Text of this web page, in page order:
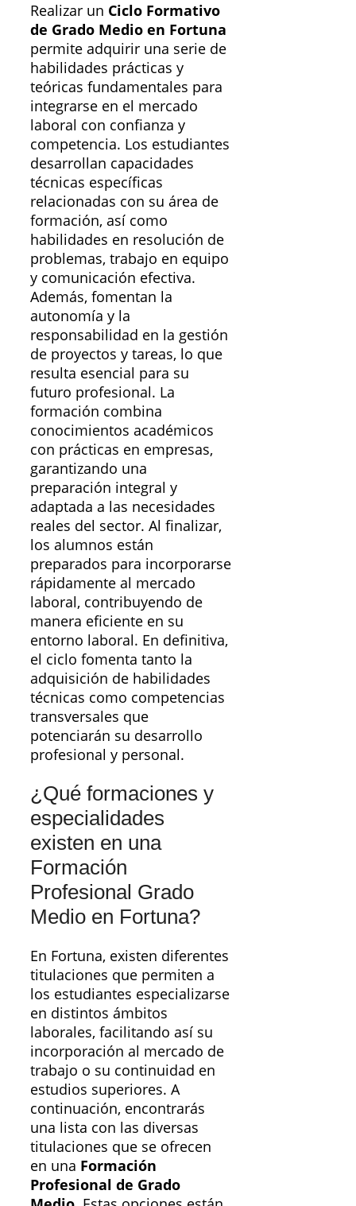
Realizar un Ciclo Formativo
de Grado Medio en Fortuna
permite adquirir una serie de
habilidades prácticas y
teóricas fundamentales para
integrarse en el mercado
laboral con confianza y
competencia. Los estudiantes
desarrollan capacidades
técnicas específicas
relacionadas con su área de
formación, así como
habilidades en resolución de
problemas, trabajo en equipo
y comunicación efectiva.
Además, fomentan la
autonomía y la
responsabilidad en la gestión
de proyectos y tareas, lo que
resulta esencial para su
futuro profesional. La
formación combina
conocimientos académicos
con prácticas en empresas,
garantizando una
preparación integral y
adaptada a las necesidades
reales del sector. Al finalizar,
los alumnos están
preparados para incorporarse
rápidamente al mercado
laboral, contribuyendo de
manera eficiente en su
entorno laboral. En definitiva,
el ciclo fomenta tanto la
adquisición de habilidades
técnicas como competencias
transversales que
potenciarán su desarrollo
profesional y personal.
¿Qué formaciones y
especialidades
existen en una
Formación
Profesional Grado
Medio en Fortuna?
En Fortuna, existen diferentes
titulaciones que permiten a
los estudiantes especializarse
en distintos ámbitos
laborales, facilitando así su
incorporación al mercado de
trabajo o su continuidad en
estudios superiores. A
continuación, encontrarás
una lista con las diversas
titulaciones que se ofrecen
en una Formación
Profesional de Grado